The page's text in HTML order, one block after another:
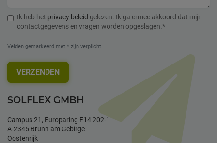
Ik heb het privacy beleid gelezen. Ik ga ermee akkoord dat mijn
contactgegevens en vragen worden opgeslagen.*
Velden gemarkeerd met * zijn verplicht.
VERZENDEN
SOLFLEX GMBH
Campus 21, Europaring F14 202-1
A-2345 Brunn am Gebirge
Oostenrijk